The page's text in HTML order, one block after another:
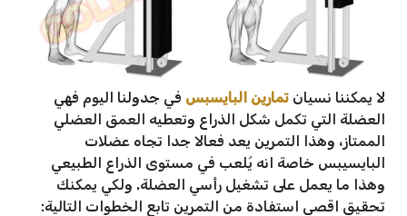
لا يمكننا نسيان تمارين البايسبس في جدولنا اليوم فهي
العضلة التي تكمل شكل الذراع وتعطيه العمق العضلي
الممتاز، وهذا التمرين يعد فعالا جدا تجاه عضلات
البايسيبس خاصة انه يُلعب في مستوى الذراع الطبيعي
وهذا ما يعمل على تشغيل رأسي العضلة. ولكي يمكنك
تحقيق اقصى استفادة من التمرين تابع الخطوات التالية: